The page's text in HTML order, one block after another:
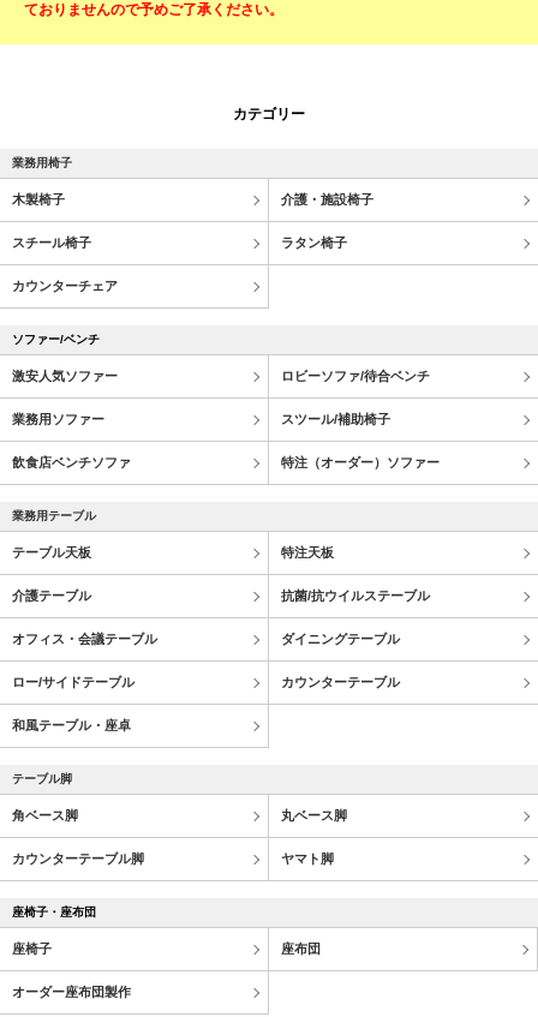
ておりませんので予めご了承ください。
カテゴリー
業務用椅子
木製椅子 介護・施設椅子
スチール椅子 ラタン椅子
カウンターチェア
ソファー/ベンチ
激安人気ソファー ロビーソファ/待合ベンチ
業務用ソファー スツール/補助椅子
飲食店ベンチソファ 特注（オーダー）ソファー
業務用テーブル
テーブル天板 特注天板
介護テーブル 抗菌/抗ウイルステーブル
オフィス・会議テーブル ダイニングテーブル
ロー/サイドテーブル カウンターテーブル
和風テーブル・座卓
テーブル脚
角ベース脚 丸ベース脚
カウンターテーブル脚 ヤマト脚
座椅子・座布団
座椅子 座布団
オーダー座布団製作